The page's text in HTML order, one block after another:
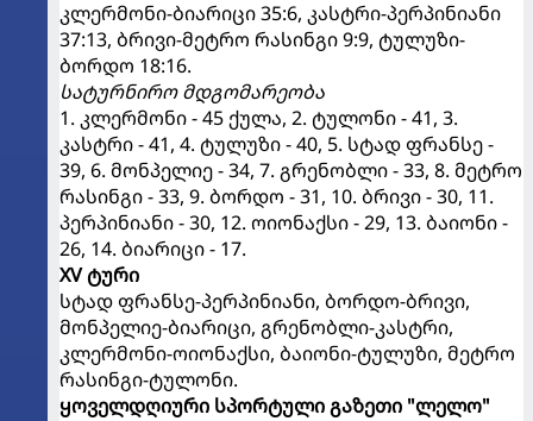
კლერმონი-ბიარიცი 35:6, კასტრი-პერპინიანი
37:13, ბრივი-მეტრო რასინგი 9:9, ტულუზი-
ბორდო 18:16.
სატურნირო მდგომარეობა
1. კლერმონი - 45 ქულა, 2. ტულონი - 41, 3.
კასტრი - 41, 4. ტულუზი - 40, 5. სტად ფრანსე -
39, 6. მონპელიე - 34, 7. გრენობლი - 33, 8. მეტრო
რასინგი - 33, 9. ბორდო - 31, 10. ბრივი - 30, 11.
პერპინიანი - 30, 12. ოიონაქსი - 29, 13. ბაიონი -
26, 14. ბიარიცი - 17.
XV ტური
სტად ფრანსე-პერპინიანი, ბორდო-ბრივი,
მონპელიე-ბიარიცი, გრენობლი-კასტრი,
კლერმონი-ოიონაქსი, ბაიონი-ტულუზი, მეტრო
რასინგი-ტულონი.
ყოველდღიური სპორტული გაზეთი "ლელო"